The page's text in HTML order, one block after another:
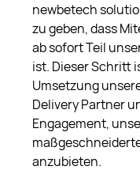
newbetech
zu geben, dass
ab sofort Teil
ist. Dieser Schritt
Umsetzung
Delivery Partner
Engagement,
anzubieten.